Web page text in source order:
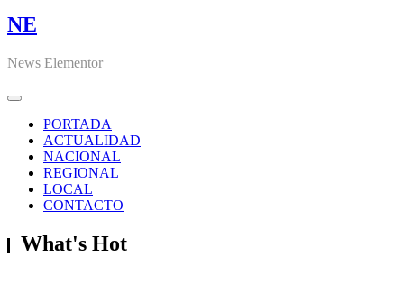
NE
News Elementor
PORTADA
ACTUALIDAD
NACIONAL
REGIONAL
LOCAL
CONTACTO
What's Hot